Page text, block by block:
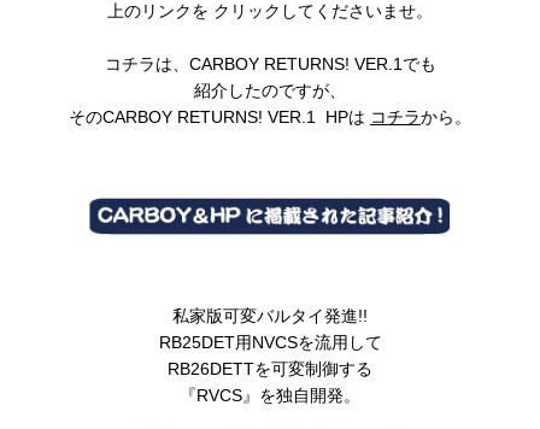
上のリンクを クリックしてくださいませ。
コチラは、CARBOY RETURNS! VER.1でも
紹介したのですが、
そのCARBOY RETURNS! VER.1 HPは コチラから。
私家版可変バルタイ発進!!
RB25DET用NVCSを流用して
RB26DETTを可変制御する
『RVCS』を独自開発。